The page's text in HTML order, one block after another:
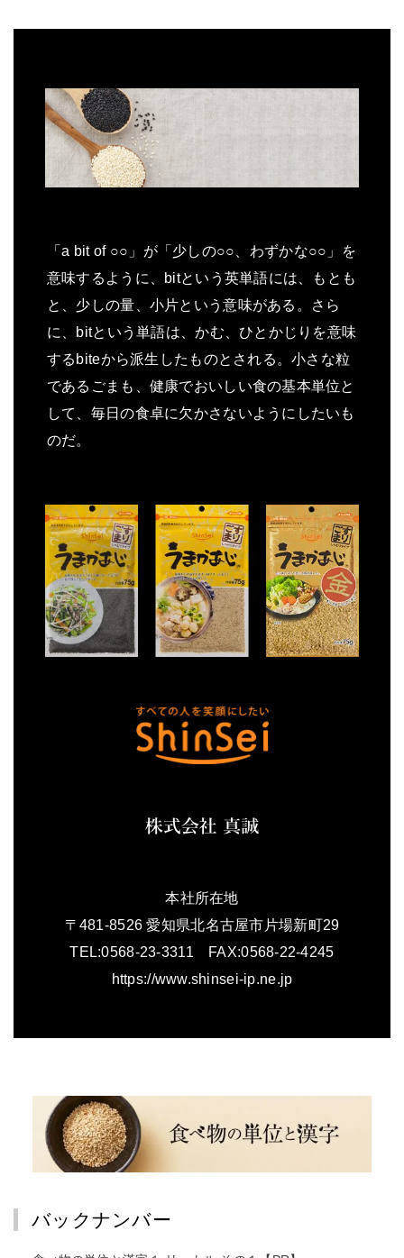
「a bit of ○○」が「少しの○○、わずかな○○」を
意味するように、bitという英単語には、もとも
と、少しの量、小片という意味がある。さら
に、bitという単語は、かむ、ひとかじりを意味
するbiteから派生したものとされる。小さな粒
であるごまも、健康でおいしい食の基本単位と
して、毎日の食卓に欠かさないようにしたいも
のだ。
本社所在地
〒481-8526 愛知県北名古屋市片場新町29
TEL:0568-23-3311 FAX:0568-22-4245
https://www.shinsei-ip.ne.jp
バックナンバー